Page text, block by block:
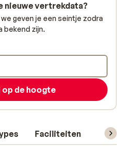
Faciliteiten
nieuwe vertrekdata?
geven je een seintje zodra
bekend zijn.
op de hoogte